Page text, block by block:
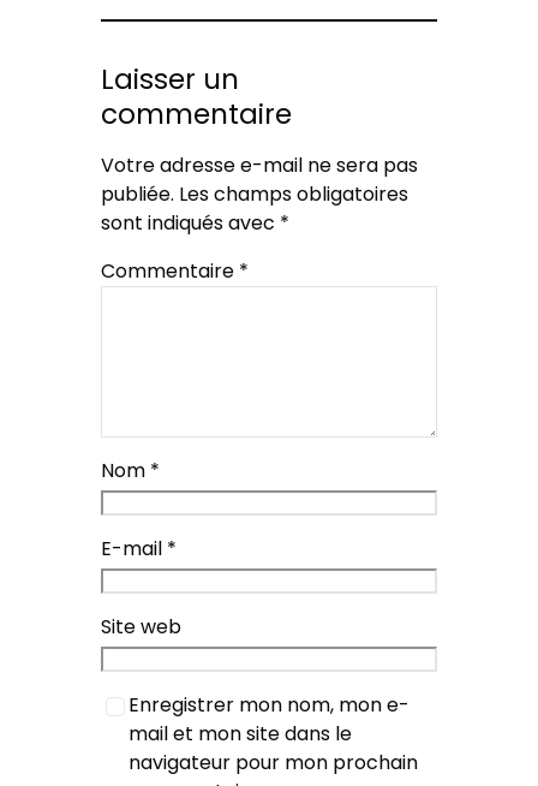
Laisser un
commentaire
Votre adresse e-mail ne sera pas
publiée. Les champs obligatoires
sont indiqués avec *
Commentaire *
Nom *
E-mail *
Site web
Enregistrer mon nom, mon e-
mail et mon site dans le
navigateur pour mon prochain